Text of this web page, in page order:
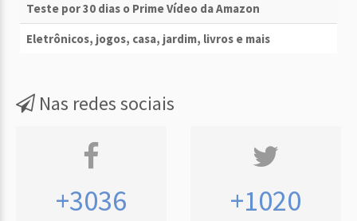
Teste por 30 dias o Prime Vídeo da Amazon
Eletrônicos, jogos, casa, jardim, livros e mais
Nas redes sociais
+3036 +1020